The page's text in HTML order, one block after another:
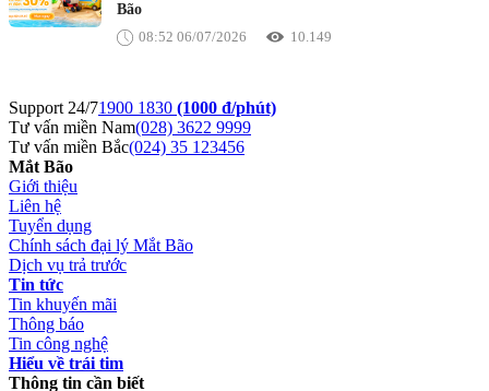
Bão
08:52 06/07/2026
10.149
Support 24/71900 1830 (1000 đ/phút)
Tư vấn miền Nam(028) 3622 9999
Tư vấn miền Bắc(024) 35 123456
Mắt Bão
Giới thiệu
Liên hệ
Tuyển dụng
Chính sách đại lý Mắt Bão
Dịch vụ trả trước
Tin tức
Tin khuyến mãi
Thông báo
Tin công nghệ
Hiểu về trái tim
Thông tin cần biết